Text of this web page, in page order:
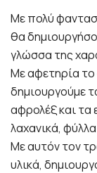
Με πολύ
θα
γλώσσα της
Με αφετηρία το
δημιουργούμε
αφρολέξ και
λαχανικά,
Με αυτόν τον
υλικά,